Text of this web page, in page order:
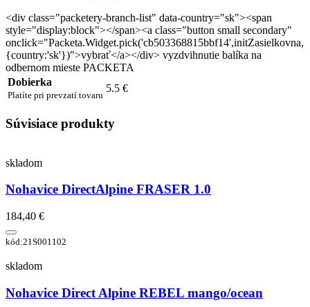
<div class="packetery-branch-list" data-country="sk"><span
style="display:block"></span><a class="button small secondary"
onclick="Packeta.Widget.pick('cb503368815bbf14',initZasielkovna,
{country:'sk'})">vybrať</a></div> vyzdvihnutie balíka na
odbernom mieste PACKETA
Dobierka
Platíte pri prevzatí tovaru
5.5 €
Súvisiace produkty
skladom
Nohavice DirectAlpine FRASER 1.0
184,40 €
kód:21S001102
skladom
Nohavice Direct Alpine REBEL mango/ocean